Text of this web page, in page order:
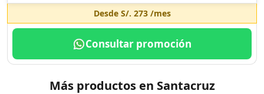
Desde S/. 273/mes
Consultar promoción
Más productos en Santacruz